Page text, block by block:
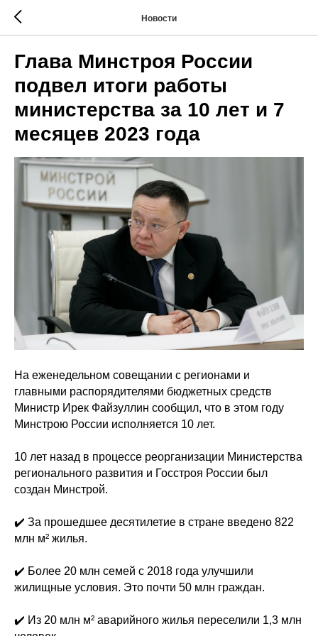
Новости
Глава Минстроя России
подвел итоги работы
министерства за 10 лет и 7
месяцев 2023 года
На еженедельном совещании с регионами и
главными распорядителями бюджетных средств
Министр Ирек Файзуллин сообщил, что в этом году
Минстрою России исполняется 10 лет.
10 лет назад в процессе реорганизации Министерства
регионального развития и Госстроя России был
создан Минстрой.
✔️ За прошедшее десятилетие в стране введено 822
млн м² жилья.
✔️ Более 20 млн семей с 2018 года улучшили
жилищные условия. Это почти 50 млн граждан.
✔️ Из 20 млн м² аварийного жилья переселили 1,3 млн